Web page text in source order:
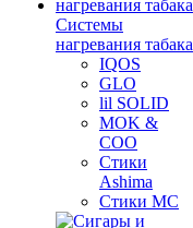
Системы
нагревания табака
IQOS
GLO
lil SOLID
MOK &
COO
Стики
Ashima
Стики MC